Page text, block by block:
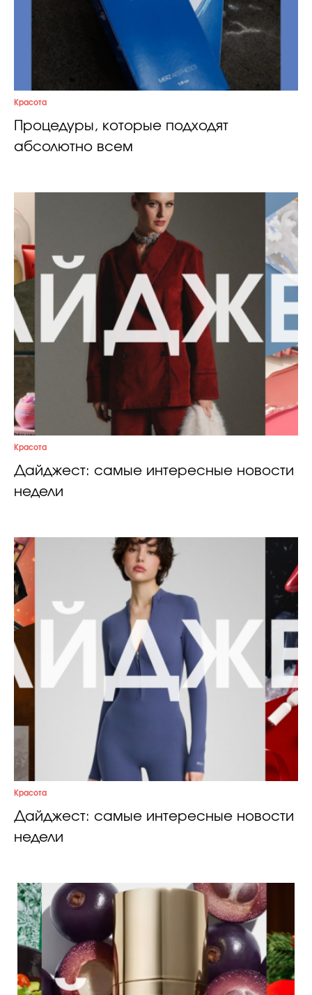
Красота
Процедуры, которые подходят
абсолютно всем
Красота
Дайджест: самые интересные новости
недели
Красота
Дайджест: самые интересные новости
недели